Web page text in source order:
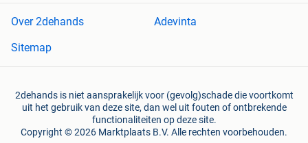
Over 2dehands
Adevinta
Sitemap
2dehands is niet aansprakelijk voor (gevolg)schade die voortkomt
uit het gebruik van deze site, dan wel uit fouten of ontbrekende
functionaliteiten op deze site.
Copyright © 2026 Marktplaats B.V. Alle rechten voorbehouden.